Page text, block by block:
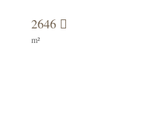
2646
m²